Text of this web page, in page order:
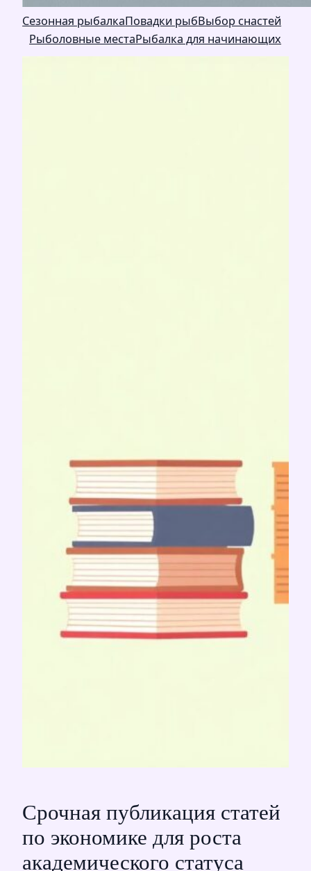
Сезонная рыбалкаПовадки рыбВыбор снастей
Рыболовные местаРыбалка для начинающих
Срочная публикация статей
по экономике для роста
академического статуса